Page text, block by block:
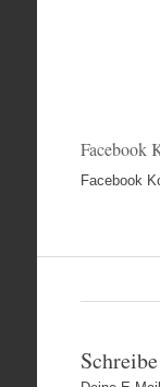
Facebook
Facebook